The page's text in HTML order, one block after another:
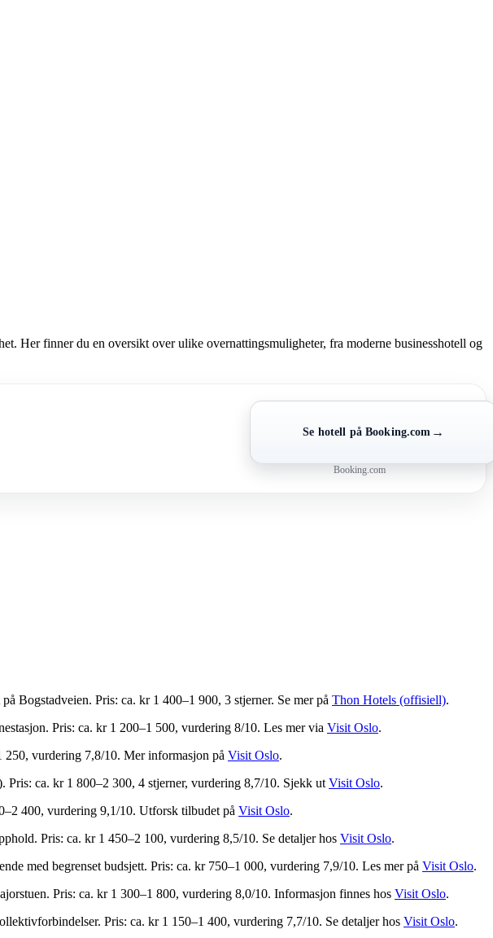
Her finner du en oversikt over ulike overnattingsmuligheter, fra moderne businesshotell og
Se hotell på Booking.com →
Booking.com
Bogstadveien. Pris: ca. kr 1 400–1 900, 3 stjerner. Se mer på Thon Hotels (offisiell).
Pris: ca. kr 1 200–1 500, vurdering 8/10. Les mer via Visit Oslo.
250, vurdering 7,8/10. Mer informasjon på Visit Oslo.
Pris: ca. kr 1 800–2 300, 4 stjerner, vurdering 8,7/10. Sjekk ut Visit Oslo.
400, vurdering 9,1/10. Utforsk tilbudet på Visit Oslo.
Pris: ca. kr 1 450–2 100, vurdering 8,5/10. Se detaljer hos Visit Oslo.
med begrenset budsjett. Pris: ca. kr 750–1 000, vurdering 7,9/10. Les mer på Visit Oslo.
Pris: ca. kr 1 300–1 800, vurdering 8,0/10. Informasjon finnes hos Visit Oslo.
Pris: ca. kr 1 150–1 400, vurdering 7,7/10. Se detaljer hos Visit Oslo.